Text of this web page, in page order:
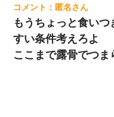
匿名
もうちょっと食い
すい条件考えろよ
ここまで露骨でつ